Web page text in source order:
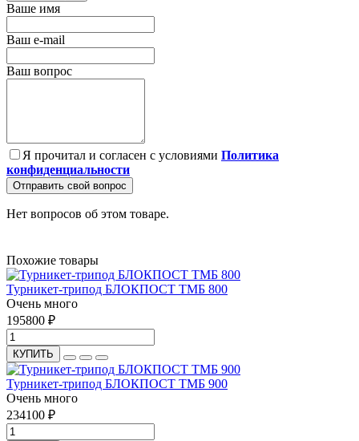
Ваше имя
Ваш e-mail
Ваш вопрос
Я прочитал и согласен с условиями Политика
конфиденциальности
Отправить свой вопрос
Нет вопросов об этом товаре.
Похожие товары
Турникет-трипод БЛОКПОСТ ТМБ 800
Очень много
195800 ₽
КУПИТЬ
Турникет-трипод БЛОКПОСТ ТМБ 900
Очень много
234100 ₽